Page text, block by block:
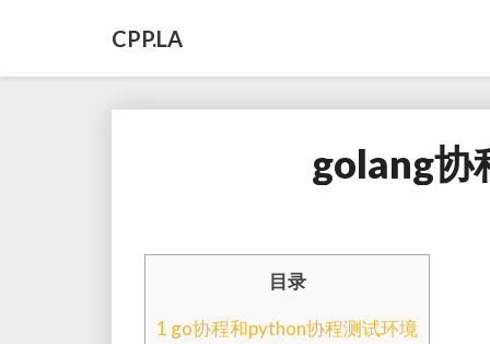
CPP.LA
golang协
目录
1 go协程和python协程测试环境